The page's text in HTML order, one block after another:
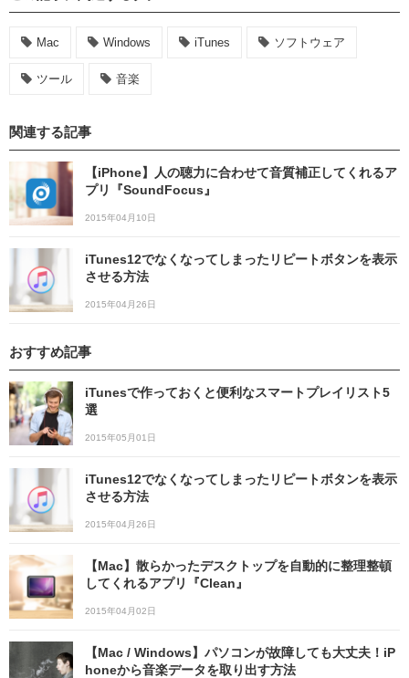
Mac Windows iTunes ソフトウェア
ツール 音楽
関連する記事
【iPhone】人の聴力に合わせて音質補正してくれるア
プリ『SoundFocus』
2015年04月10日
iTunes12でなくなってしまったリピートボタンを表示
させる方法
2015年04月26日
おすすめ記事
iTunesで作っておくと便利なスマートプレイリスト5
選
2015年05月01日
iTunes12でなくなってしまったリピートボタンを表示
させる方法
2015年04月26日
【Mac】散らかったデスクトップを自動的に整理整頓
してくれるアプリ『Clean』
2015年04月02日
【Mac / Windows】パソコンが故障しても大丈夫！iP
honeから音楽データを取り出す方法